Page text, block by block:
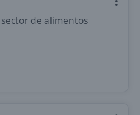
de alimentos